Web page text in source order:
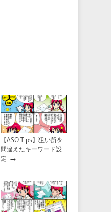
【ASO Tips】狙い所を
間違えたキーワード設
定 →